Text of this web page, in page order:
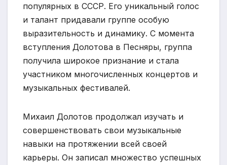
популярных в СССР. Его уникальный голос
и талант придавали группе особую
выразительность и динамику. С момента
вступления Долотова в Песняры, группа
получила широкое признание и стала
участником многочисленных концертов и
музыкальных фестивалей.
Михаил Долотов продолжал изучать и
совершенствовать свои музыкальные
навыки на протяжении всей своей
карьеры. Он записал множество успешных